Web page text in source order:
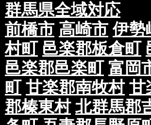
群馬県全域対応
前橋市 高崎市 伊勢
村町 邑楽郡板倉町
邑楽郡邑楽町 富岡
町 甘楽郡南牧村 甘
郡榛東村 北群馬郡